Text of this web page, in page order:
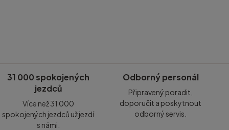
31 000 spokojených
jezdců
Více než 31 000
spokojených jezdců už jezdí
s námi.
Odborný personál
Připravený poradit,
doporučit a poskytnout
odborný servis.